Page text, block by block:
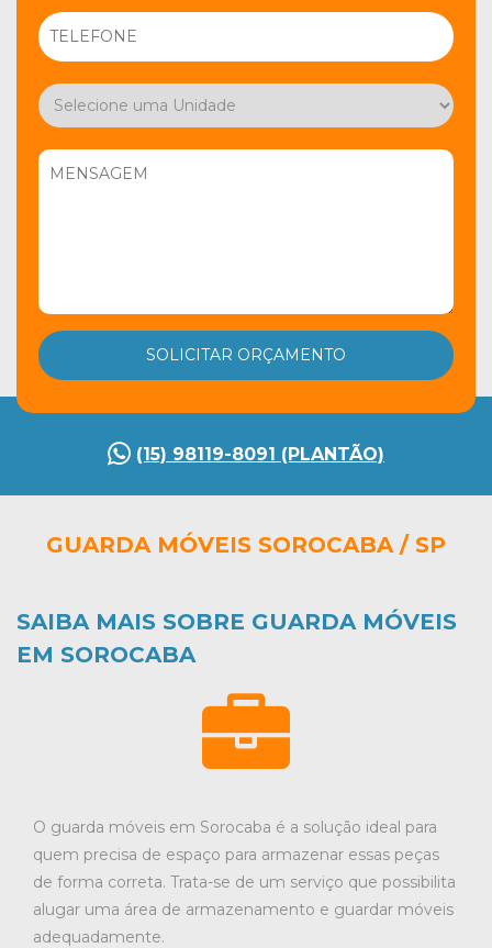
(15) 98119-8091 (PLANTÃO)
GUARDA MÓVEIS SOROCABA / SP
SAIBA MAIS SOBRE GUARDA MÓVEIS
EM SOROCABA
O guarda móveis em Sorocaba é a solução ideal para
quem precisa de espaço para armazenar essas peças
de forma correta. Trata-se de um serviço que possibilita
alugar uma área de armazenamento e guardar móveis
adequadamente.